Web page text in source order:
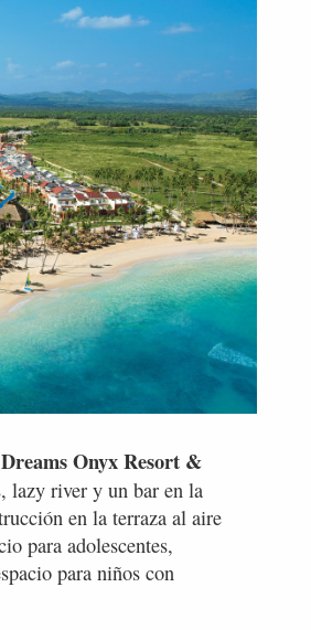
Dreams Onyx Resort &
lazy river y un bar en la
en la terraza al aire
para adolescentes,
para niños con